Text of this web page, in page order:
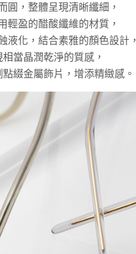
圓，整體呈現清晰纖細，
輕盈的醋酸纖維的材質，
液化，結合素雅的顏色設計，
相當晶潤乾淨的質感，
綴金屬飾片，增添精緻感。